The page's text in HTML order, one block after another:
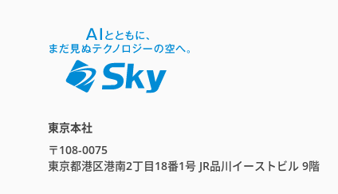
東京本社
〒108-0075
東京都港区港南2丁目18番1号 JR品川イーストビル 9階